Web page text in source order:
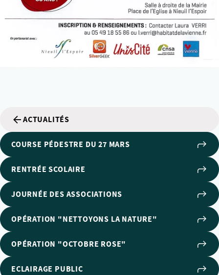
ACTUALITÉS
COURSE PÉDESTRE DU 27 MARS
RENTRÉE SCOLAIRE
JOURNÉE DES ASSOCIATIONS
OPÉRATION "NETTOYONS LA NATURE"
OPÉRATION "OCTOBRE ROSE"
ECLAIRAGE PUBLIC